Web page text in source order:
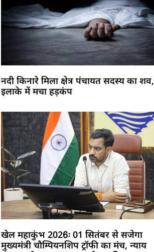
नदी किनारे मिला क्षेत्र पंचायत सदस्य का शव,
इलाके में मचा हड़कंप
खेल महाकुंभ 2026ः 01 सितंबर से सजेगा
मुख्यमंत्री चौम्पियनशिप ट्रॉफी का मंच, न्याय